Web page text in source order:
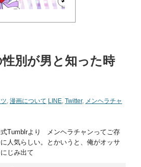
別が男と知った時
漫画について LINE Twitter, メンヘラチャ
Tumblrより メンヘラチャンってご存
人気らしい。とかいうと、俺がオッサ
じみ出て